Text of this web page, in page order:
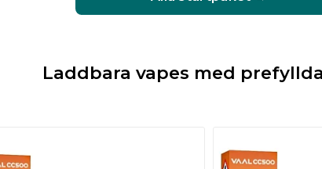
Laddbara vapes med